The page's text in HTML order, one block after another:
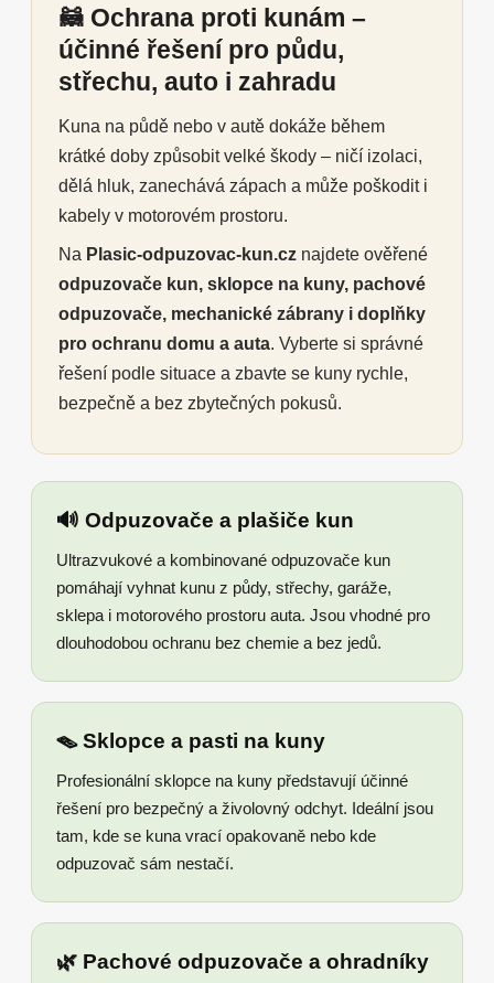
🦝 Ochrana proti kunám –
účinné řešení pro půdu,
střechu, auto i zahradu
Kuna na půdě nebo v autě dokáže během
krátké doby způsobit velké škody – ničí izolaci,
dělá hluk, zanechává zápach a může poškodit i
kabely v motorovém prostoru.
Na Plasic-odpuzovac-kun.cz najdete ověřené
odpuzovače kun, sklopce na kuny, pachové
odpuzovače, mechanické zábrany i doplňky
pro ochranu domu a auta. Vyberte si správné
řešení podle situace a zbavte se kuny rychle,
bezpečně a bez zbytečných pokusů.
🔊 Odpuzovače a plašiče kun
Ultrazvukové a kombinované odpuzovače kun
pomáhají vyhnat kunu z půdy, střechy, garáže,
sklepa i motorového prostoru auta. Jsou vhodné pro
dlouhodobou ochranu bez chemie a bez jedů.
🪤 Sklopce a pasti na kuny
Profesionální sklopce na kuny představují účinné
řešení pro bezpečný a živolovný odchyt. Ideální jsou
tam, kde se kuna vrací opakovaně nebo kde
odpuzovač sám nestačí.
🌿 Pachové odpuzovače a ohradníky